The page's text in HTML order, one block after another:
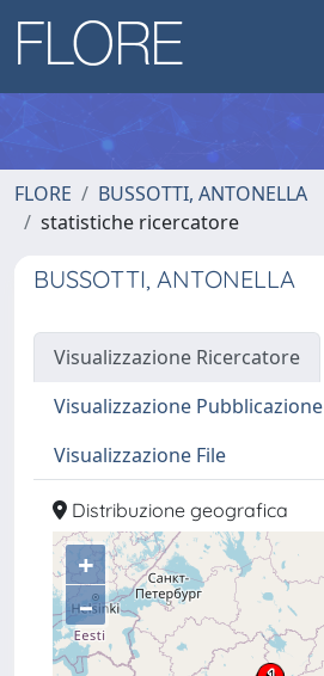
FLORE
BUSSOTTI, ANTONELLA
statistiche ricercatore
BUSSOTTI, ANTONELLA
Visualizzazione Ricercatore
Visualizzazione Pubblicazione
Visualizzazione File
Distribuzione geografica
+
–